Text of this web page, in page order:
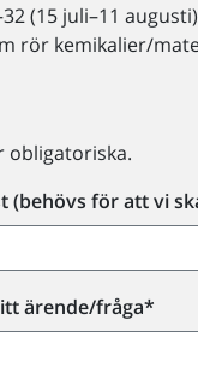
(15 juli–11
rör kemikalier/
obligatoriska.
(behövs för att vi
ärende/fråga*